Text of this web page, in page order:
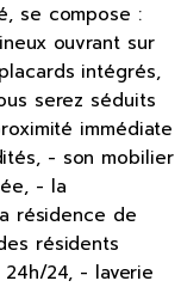
se compose :
ouvrant sur
intégrés,
serez séduits
immédiate
- son mobilier
- la
résidence de
résidents
24, - laverie